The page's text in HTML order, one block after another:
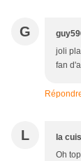
G
joli
fan
L la
Oh